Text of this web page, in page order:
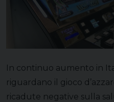
In continuo aumento in
riguardano il gioco
ricadute negative sulla